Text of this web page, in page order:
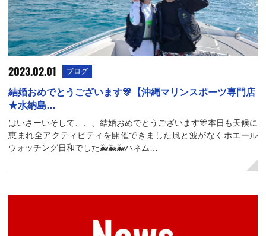
2023.02.01 ブログ
結婚おめでとうございます🎊【沖縄マリンスポーツ専門店
★水納島…
はいさーいそして、、、結婚おめでとうございます🎊本日も天候に
恵まれ全アクティビティを開催できました風と波がなくホエール
ウォッチング日和でした🐳🐳🐳ハネム…